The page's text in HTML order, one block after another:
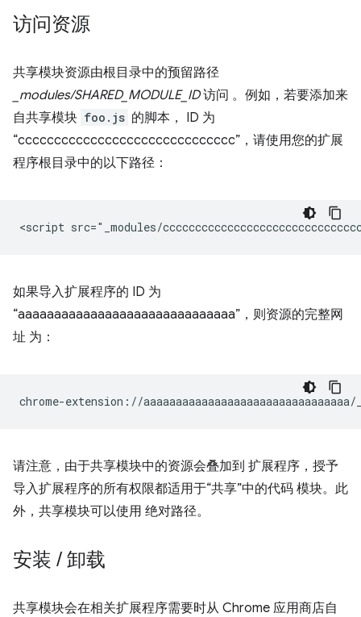
访问资源
共享模块资源由根目录中的预留路径
_modules/SHARED_MODULE_ID访问 。例如，若要添加来
自共享模块 foo.js 的脚本， ID 为
“cccccccccccccccccccccccccccccc”，请使用您的扩展
程序根目录中的以下路径：
如果导入扩展程序的 ID 为
“aaaaaaaaaaaaaaaaaaaaaaaaaaaaaa”，则资源的完整网
址 为：
请注意，由于共享模块中的资源会叠加到 扩展程序，授予
导入扩展程序的所有权限都适用于“共享”中的代码 模块。此
外，共享模块可以使用 绝对路径。
安装 / 卸载
共享模块会在相关扩展程序需要时从 Chrome 应用商店自